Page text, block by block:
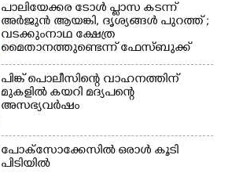
പാലിയേക്കര ടോൾ പ്ലാസ കടന്ന്
അർജുൻ ആയങ്കി,​ ദൃശ്യങ്ങൾ പുറത്ത് ;
വടക്കുംനാഥ ക്ഷേത്ര
മൈതാനത്തുണ്ടെന്ന് ഫേസ്ബുക്ക്
പോസ്റ്റ്
പിങ്ക് പൊലീസിന്റെ വാഹനത്തിന്
മുകളിൽ കയറി മദ്യപന്റെ
അസഭ്യവ‌ർഷം
പോക്സോക്കേസിൽ ഒരാൾ കൂടി
പിടിയിൽ